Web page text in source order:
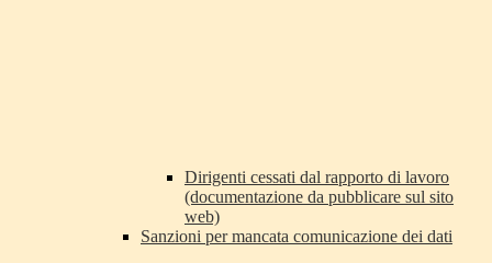
Dirigenti cessati dal rapporto di lavoro
(documentazione da pubblicare sul sito
web)
Sanzioni per mancata comunicazione dei dati